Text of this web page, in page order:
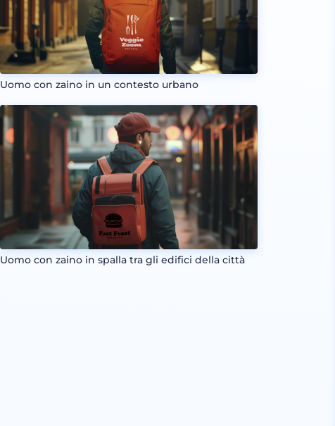
Uomo con zaino in un contesto urbano
Uomo con zaino in spalla tra gli edifici della città